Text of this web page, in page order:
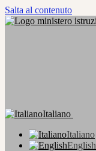
Salta al contenuto
Italiano
Italiano
English